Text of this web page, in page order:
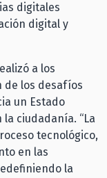
digitales
digital y
a los
de los desafíos
un Estado
ciudadanía. “La
tecnológico,
en las
la